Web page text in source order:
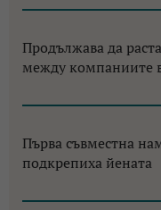
Продължава да
между компаниите
Първа съвместна
подкрепиха йената